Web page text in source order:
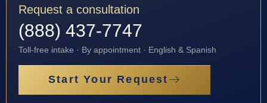
Request a consultation
(888) 437-7747
Toll-free intake · By appointment · English & Spanish
Start Your Request